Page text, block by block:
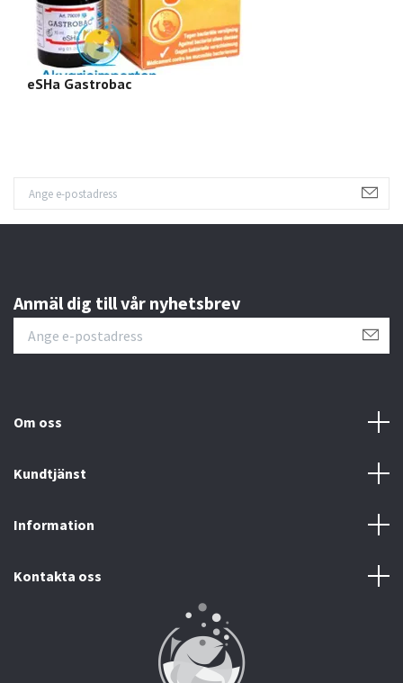
eSHa Gastrobac
Anmäl dig till vår nyhetsbrev
Om oss
Kundtjänst
Information
Kontakta oss